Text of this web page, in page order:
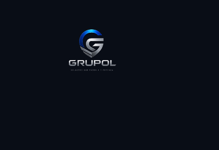
Inglesa
Informações»
em uma empresa especializada
especializada em soluções de proteção